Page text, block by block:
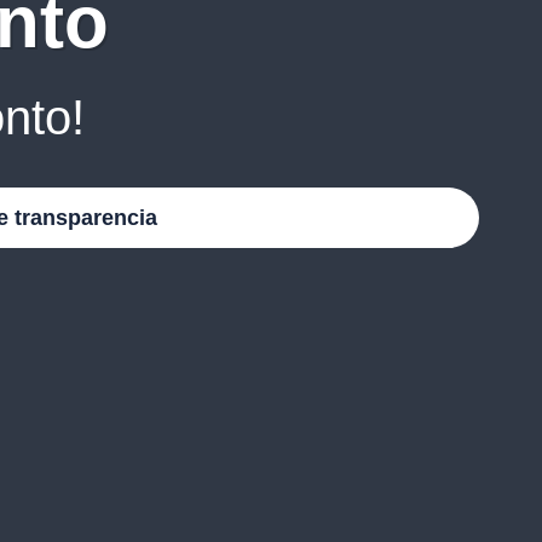
transparencia